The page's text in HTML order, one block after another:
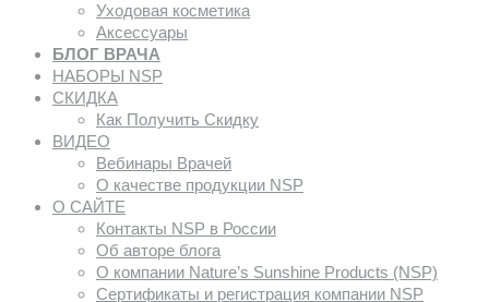
Уходовая косметика
Аксессуары
БЛОГ ВРАЧА
НАБОРЫ NSP
СКИДКА
Как Получить Скидку
ВИДЕО
Вебинары Врачей
О качестве продукции NSP
О САЙТЕ
Контакты NSP в России
Об авторе блога
О компании Nature’s Sunshine Products (NSP)
Сертификаты и регистрация компании NSP